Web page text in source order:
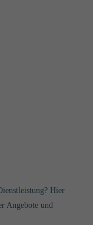
Hier
Angebote und